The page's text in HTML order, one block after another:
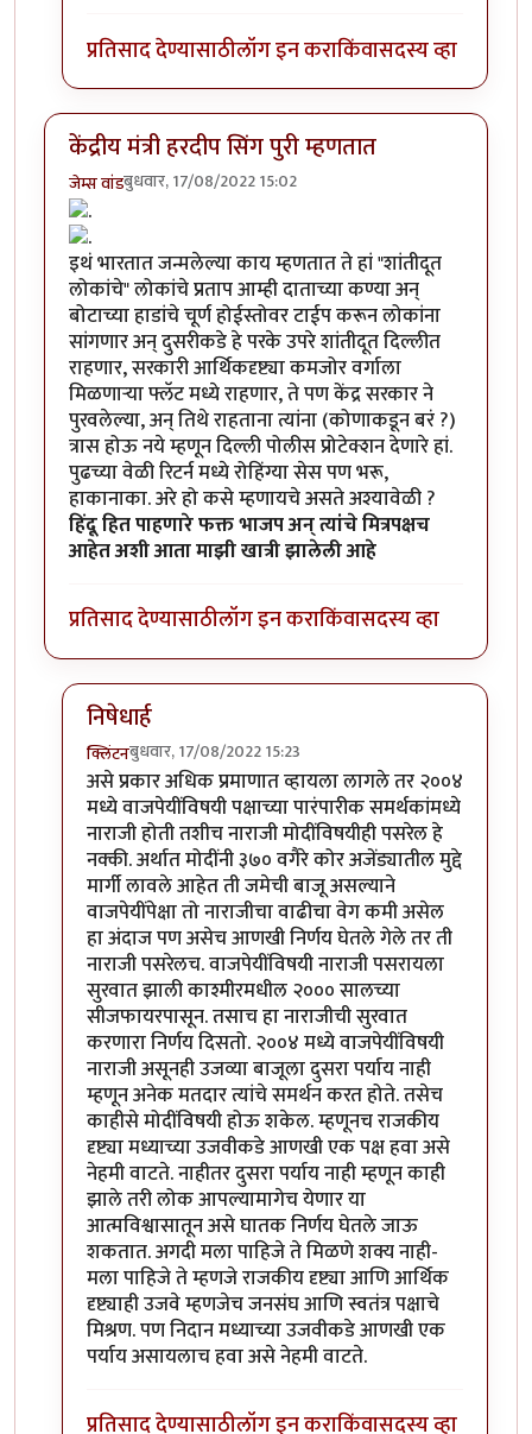
प्रतिसाद देण्यासाठीलॉग इन कराकिंवासदस्य व्हा
केंद्रीय मंत्री हरदीप सिंग पुरी म्हणतात
जेम्स वांडबुधवार, 17/08/2022 15:02
इथं भारतात जन्मलेल्या काय म्हणतात ते हां "शांतीदूत
लोकांचे" लोकांचे प्रताप आम्ही दाताच्या कण्या अन्
बोटाच्या हाडांचे चूर्ण होईस्तोवर टाईप करून लोकांना
सांगणार अन् दुसरीकडे हे परके उपरे शांतीदूत दिल्लीत
राहणार, सरकारी आर्थिकदृष्ट्या कमजोर वर्गाला
मिळणाऱ्या फ्लॅट मध्ये राहणार, ते पण केंद्र सरकार ने
पुरवलेल्या, अन् तिथे राहताना त्यांना (कोणाकडून बरं ?)
त्रास होऊ नये म्हणून दिल्ली पोलीस प्रोटेक्शन देणारे हां.
पुढच्या वेळी रिटर्न मध्ये रोहिंग्या सेस पण भरू,
हाकानाका. अरे हो कसे म्हणायचे असते अश्यावेळी ?
हिंदू हित पाहणारे फक्त भाजप अन् त्यांचे मित्रपक्षच
आहेत अशी आता माझी खात्री झालेली आहे
प्रतिसाद देण्यासाठीलॉग इन कराकिंवासदस्य व्हा
निषेधार्ह
क्लिंटनबुधवार, 17/08/2022 15:23
In reply toकेंद्रीय मंत्री हरदीप सिंग पुरी म्हणतातby
असे प्रकार अधिक प्रमाणात व्हायला लागले तर २००४
मध्ये वाजपेयींविषयी पक्षाच्या पारंपारीक समर्थकांमध्ये
नाराजी होती तशीच नाराजी मोदींविषयीही पसरेल हे
नक्की. अर्थात मोदींनी ३७० वगैरे कोर अजेंड्यातील मुद्दे
मार्गी लावले आहेत ती जमेची बाजू असल्याने
वाजपेयींपेक्षा तो नाराजीचा वाढीचा वेग कमी असेल
हा अंदाज पण असेच आणखी निर्णय घेतले गेले तर ती
नाराजी पसरेलच. वाजपेयींविषयी नाराजी पसरायला
सुरवात झाली काश्मीरमधील २००० सालच्या
सीजफायरपासून. तसाच हा नाराजीची सुरवात
करणारा निर्णय दिसतो. २००४ मध्ये वाजपेयींविषयी
नाराजी असूनही उजव्या बाजूला दुसरा पर्याय नाही
म्हणून अनेक मतदार त्यांचे समर्थन करत होते. तसेच
काहीसे मोदींविषयी होऊ शकेल. म्हणूनच राजकीय
दृष्ट्या मध्याच्या उजवीकडे आणखी एक पक्ष हवा असे
नेहमी वाटते. नाहीतर दुसरा पर्याय नाही म्हणून काही
झाले तरी लोक आपल्यामागेच येणार या
आत्मविश्वासातून असे घातक निर्णय घेतले जाऊ
शकतात. अगदी मला पाहिजे ते मिळणे शक्य नाही-
मला पाहिजे ते म्हणजे राजकीय दृष्ट्या आणि आर्थिक
दृष्ट्याही उजवे म्हणजेच जनसंघ आणि स्वतंत्र पक्षाचे
मिश्रण. पण निदान मध्याच्या उजवीकडे आणखी एक
पर्याय असायलाच हवा असे नेहमी वाटते.
प्रतिसाद देण्यासाठीलॉग इन कराकिंवासदस्य व्हा